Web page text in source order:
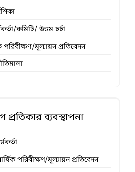
কমিটি/ উত্তম চর্চা
পরিবীক্ষণ/মূল্যায়ন প্রতিবেদন
ব্যবস্থাপনা
পরিবীক্ষণ/মূল্যায়ন প্রতিবেদন